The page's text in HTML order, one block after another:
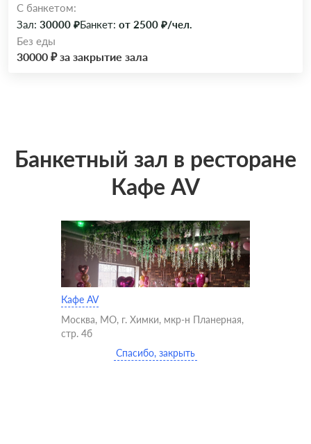
C банкетом:
Зал: 30000 ₽Банкет: от 2500 ₽/чел.
Без еды
30000 ₽ за закрытие зала
Банкетный зал в ресторане
Кафе AV
Кафе AV
Москва, МО, г. Химки, мкр-н Планерная,
стр. 4б
Спасибо, закрыть